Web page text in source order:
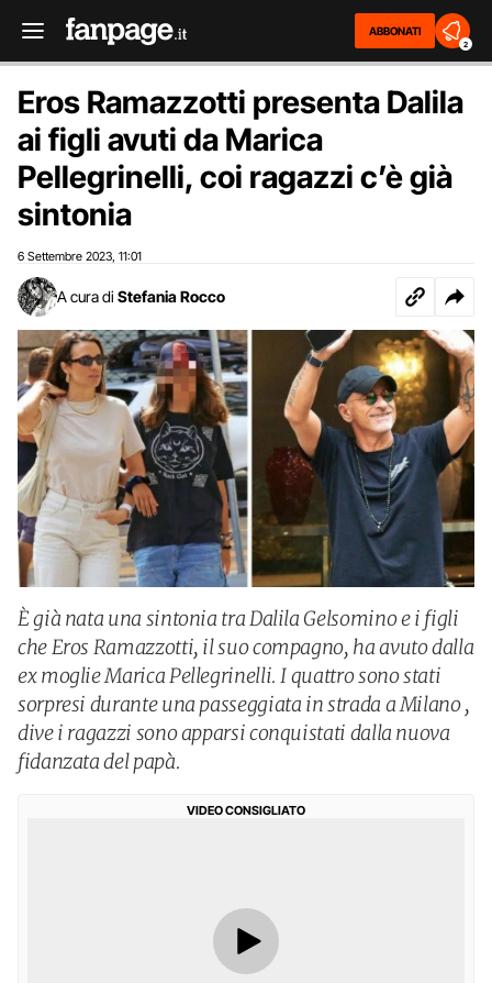
ABBONATI
2
Eros Ramazzotti presenta Dalila
ai figli avuti da Marica
Pellegrinelli, coi ragazzi c’è già
sintonia
6 Settembre 2023 11:01
A cura di Stefania Rocco
È già nata una sintonia tra Dalila Gelsomino e i figli
che Eros Ramazzotti, il suo compagno, ha avuto dalla
ex moglie Marica Pellegrinelli. I quattro sono stati
sorpresi durante una passeggiata in strada a Milano ,
dive i ragazzi sono apparsi conquistati dalla nuova
fidanzata del papà.
VIDEO CONSIGLIATO